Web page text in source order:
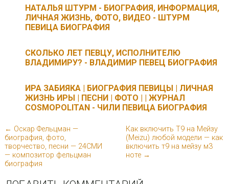
НАТАЛЬЯ ШТУРМ - БИОГРАФИЯ, ИНФОРМАЦИЯ,
ЛИЧНАЯ ЖИЗНЬ, ФОТО, ВИДЕО - ШТУРМ
ПЕВИЦА БИОГРАФИЯ
СКОЛЬКО ЛЕТ ПЕВЦУ, ИСПОЛНИТЕЛЮ
ВЛАДИМИРУ? - ВЛАДИМИР ПЕВЕЦ БИОГРАФИЯ
ИРА ЗАБИЯКА | БИОГРАФИЯ ПЕВИЦЫ | ЛИЧНАЯ
ЖИЗНЬ ИРЫ | ПЕСНИ | ФОТО | | ЖУРНАЛ
COSMOPOLITAN - ЧИЛИ ПЕВИЦА БИОГРАФИЯ
← Оскар Фельцман —
биография, фото,
творчество, песни — 24СМИ
— композитор фельцман
биография
Как включить Т9 на Мейзу
(Meizu) любой модели — как
включить т9 на мейзу м3
ноте →